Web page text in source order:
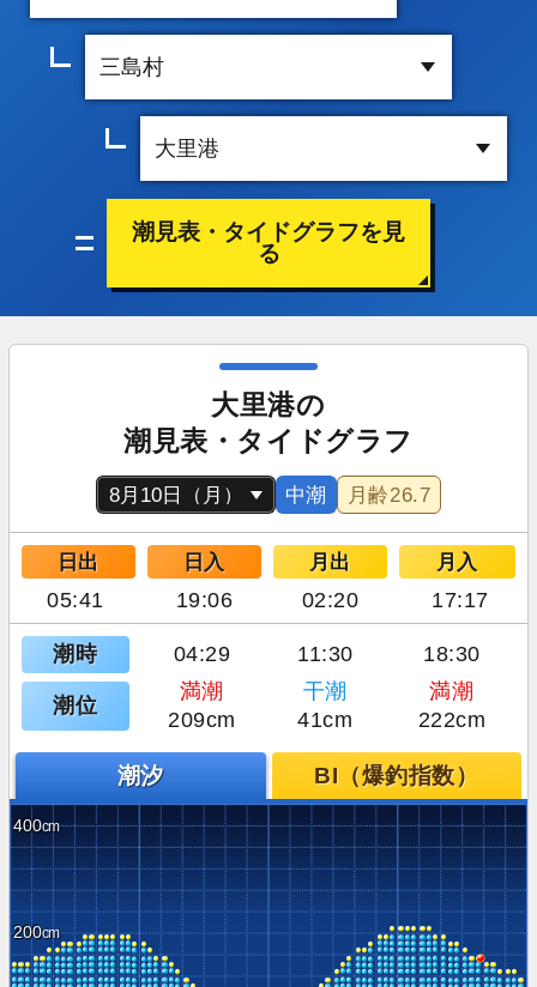
潮見表・タイドグラフを見
る
大里港の
潮見表・タイドグラフ
中潮 月齢26.7
日出 日入 月出 月入
05:41 19:06 02:20 17:17
潮時 04:29 11:30 18:30
潮位
満潮 干潮
満潮
209cm
41cm 222cm
潮汐 BI（爆釣指数）
400
200